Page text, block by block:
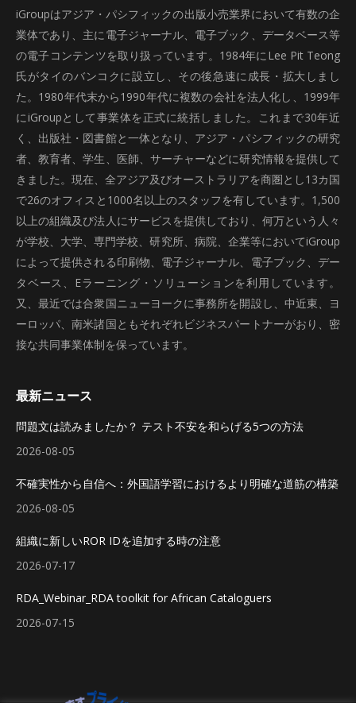
iGroupはアジア・パシフィックの出版小売業界において有数の企
業体であり、主に電子ジャーナル、電子ブック、データベース等
の電子コンテンツを取り扱っています。1984年にLee Pit Teong
氏がタイのバンコクに設立し、その後急速に成長・拡大しまし
た。1980年代末から1990年代に複数の会社を法人化し、1999年
にiGroupとして事業体を正式に統括しました。これまで30年近
く、出版社・図書館と一体となり、アジア・パシフィックの研究
者、教育者、学生、医師、サーチャーなどに研究情報を提供して
きました。現在、全アジア及びオーストラリアを商圏とし13カ国
で26のオフィスと1000名以上のスタッフを有しています。1,500
以上の組織及び法人にサービスを提供しており、何万という人々
が学校、大学、専門学校、研究所、病院、企業等においてiGroup
によって提供される印刷物、電子ジャーナル、電子ブック、デー
タベース、Eラーニング・ソリューションを利用しています。
又、最近では合衆国ニューヨークに事務所を開設し、中近東、ヨ
ーロッパ、南米諸国ともそれぞれビジネスパートナーがおり、密
接な共同事業体制を保っています。
最新ニュース
問題文は読みましたか？ テスト不安を和らげる5つの方法
2026-08-05
不確実性から自信へ：外国語学習におけるより明確な道筋の構築
2026-08-05
組織に新しいROR IDを追加する時の注意
2026-07-17
RDA_Webinar_RDA toolkit for African Cataloguers
2026-07-15